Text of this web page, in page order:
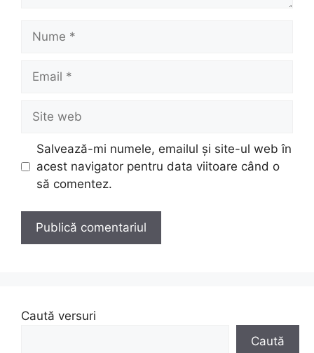
Nume
Email
Site
web
Salvează-mi numele, emailul și site-ul web în
acest navigator pentru data viitoare când o
să comentez.
Caută versuri
Caută